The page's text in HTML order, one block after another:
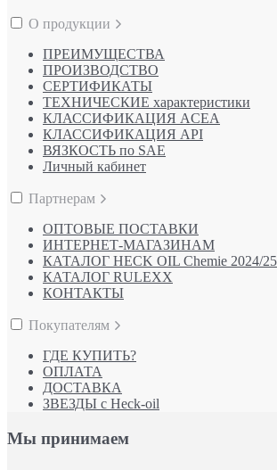
О продукции
ПРЕИМУЩЕСТВА
ПРОИЗВОДСТВО
СЕРТИФИКАТЫ
ТЕХНИЧЕСКИЕ характеристики
КЛАССИФИКАЦИЯ ACEA
КЛАССИФИКАЦИЯ API
ВЯЗКОСТЬ по SAE
Личный кабинет
Партнерам
ОПТОВЫЕ ПОСТАВКИ
ИНТЕРНЕТ-МАГАЗИНАМ
КАТАЛОГ HECK OIL Chemie 2024/25
КАТАЛОГ RULEXX
КОНТАКТЫ
Покупателям
ГДЕ КУПИТЬ?
ОПЛАТА
ДОСТАВКА
ЗВЕЗДЫ с Heck-oil
Мы принимаем